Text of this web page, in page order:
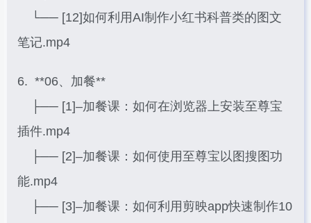
└── [12]如何利用AI制作小红书科普类的图文
笔记.mp4
6. **06、加餐**
├── [1]–加餐课：如何在浏览器上安装至尊宝
插件.mp4
├── [2]–加餐课：如何使用至尊宝以图搜图功
能.mp4
├── [3]–加餐课：如何利用剪映app快速制作10